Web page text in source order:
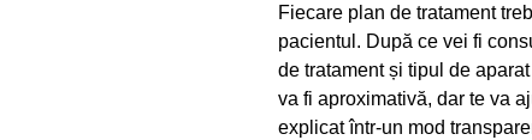
Fiecare plan de tratament
pacientul. După ce vei fi
de tratament și tipul de
va fi aproximativă, dar te va
explicat într-un mod